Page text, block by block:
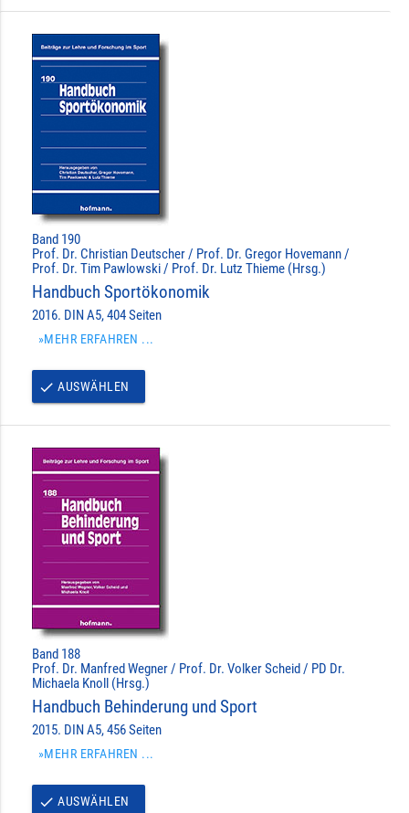
Band 190
Prof. Dr. Christian Deutscher / Prof. Dr. Gregor Hovemann /
Prof. Dr. Tim Pawlowski / Prof. Dr. Lutz Thieme (Hrsg.)
Handbuch Sportökonomik
2016. DIN A5, 404 Seiten
»MEHR ERFAHREN ...
done AUSWÄHLEN
Band 188
Prof. Dr. Manfred Wegner / Prof. Dr. Volker Scheid / PD Dr.
Michaela Knoll (Hrsg.)
Handbuch Behinderung und Sport
2015. DIN A5, 456 Seiten
»MEHR ERFAHREN ...
done AUSWÄHLEN